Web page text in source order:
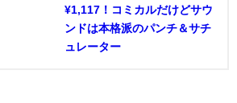
¥1,117！コミカルだけどサウ
ンドは本格派のパンチ＆サチ
ュレーター